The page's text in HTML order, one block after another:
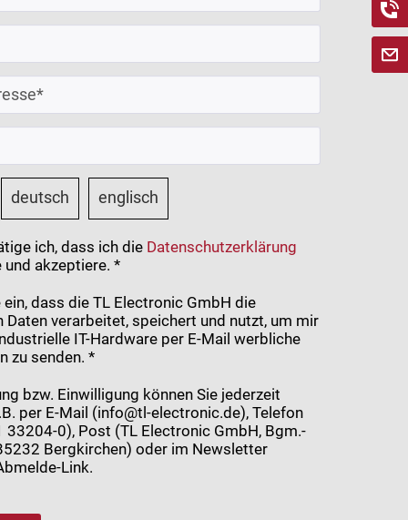
deutsch englisch
ich, dass ich die Datenschutzerklärung
und akzeptiere. *
dass die TL Electronic GmbH die
Daten verarbeitet, speichert und nutzt, um mir
IT-Hardware per E-Mail werbliche
zu senden. *
bzw. Einwilligung können Sie jederzeit
per E-Mail (info@tl-electronic.de), Telefon
0), Post (TL Electronic GmbH, Bgm.-
Bergkirchen) oder im Newsletter
Link.